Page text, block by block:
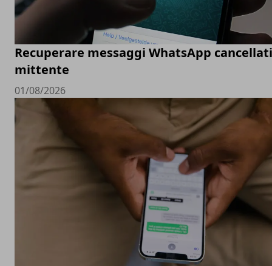
Recuperare messaggi WhatsApp
mittente
01/08/2026